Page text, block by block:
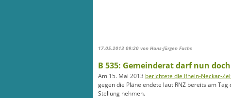
17.05.2013 09:20 von Hans-Jürgen Fuchs
B 535: Gemeinderat darf nun
Am 15. Mai 2013 berichtete die Rhein-Neckar-
gegen die Pläne endete laut RNZ bereits am
Stellung nehmen.